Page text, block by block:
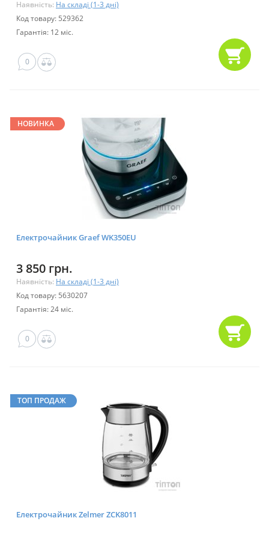
Наявність: На складі (1-3 дні)
Код товару: 529362
Гарантія: 12 міс.
0
НОВИНКА
Електрочайник Graef WK350EU
3 850 грн.
Наявність: На складі (1-3 дні)
Код товару: 5630207
Гарантія: 24 міс.
0
ТОП ПРОДАЖ
Електрочайник Zelmer ZCK8011